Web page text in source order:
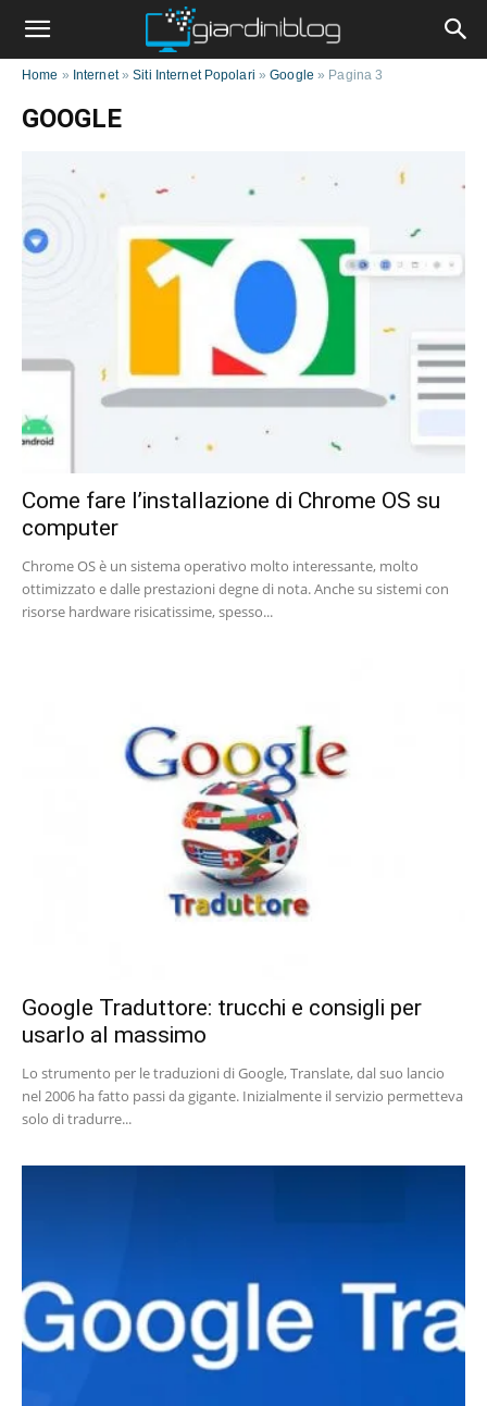
Home » Internet»Siti Internet Popolari »Google » Pagina 3
GOOGLE
Come fare l’installazione di Chrome OS su
computer
Chrome OS è un sistema operativo molto interessante, molto
ottimizzato e dalle prestazioni degne di nota. Anche su sistemi con
risorse hardware risicatissime, spesso...
Google Traduttore: trucchi e consigli per
usarlo al massimo
Lo strumento per le traduzioni di Google, Translate, dal suo lancio
nel 2006 ha fatto passi da gigante. Inizialmente il servizio permetteva
solo di tradurre...